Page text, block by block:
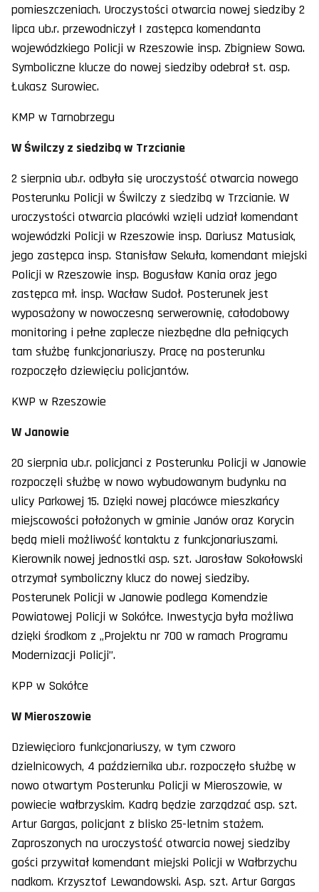
pomieszczeniach. Uroczystości otwarcia nowej siedziby 2
lipca ub.r. przewodniczył I zastępca komendanta
wojewódzkiego Policji w Rzeszowie insp. Zbigniew Sowa.
Symboliczne klucze do nowej siedziby odebrał st. asp.
Łukasz Surowiec.
KMP w Tarnobrzegu
W Świlczy z siedzibą w Trzcianie
2 sierpnia ub.r. odbyła się uroczystość otwarcia nowego
Posterunku Policji w Świlczy z siedzibą w Trzcianie. W
uroczystości otwarcia placówki wzięli udział komendant
wojewódzki Policji w Rzeszowie insp. Dariusz Matusiak,
jego zastępca insp. Stanisław Sekuła, komendant miejski
Policji w Rzeszowie insp. Bogusław Kania oraz jego
zastępca mł. insp. Wacław Sudoł. Posterunek jest
wyposażony w nowoczesną serwerownię, całodobowy
monitoring i pełne zaplecze niezbędne dla pełniących
tam służbę funkcjonariuszy. Pracę na posterunku
rozpoczęło dziewięciu policjantów.
KWP w Rzeszowie
W Janowie
20 sierpnia ub.r. policjanci z Posterunku Policji w Janowie
rozpoczęli służbę w nowo wybudowanym budynku na
ulicy Parkowej 15. Dzięki nowej placówce mieszkańcy
miejscowości położonych w gminie Janów oraz Korycin
będą mieli możliwość kontaktu z funkcjonariuszami.
Kierownik nowej jednostki asp. szt. Jarosław Sokołowski
otrzymał symboliczny klucz do nowej siedziby.
Posterunek Policji w Janowie podlega Komendzie
Powiatowej Policji w Sokółce. Inwestycja była możliwa
dzięki środkom z „Projektu nr 700 w ramach Programu
Modernizacji Policji”.
KPP w Sokółce
W Mieroszowie
Dziewięcioro funkcjonariuszy, w tym czworo
dzielnicowych, 4 października ub.r. rozpoczęło służbę w
nowo otwartym Posterunku Policji w Mieroszowie, w
powiecie wałbrzyskim. Kadrą będzie zarządzać asp. szt.
Artur Gargas, policjant z blisko 25-letnim stażem.
Zaproszonych na uroczystość otwarcia nowej siedziby
gości przywitał komendant miejski Policji w Wałbrzychu
nadkom. Krzysztof Lewandowski. Asp. szt. Artur Gargas